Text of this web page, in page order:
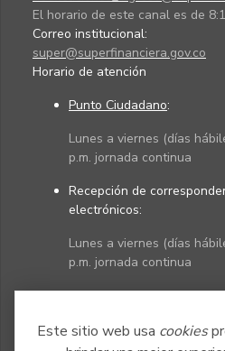
Este sitio web usa cookies
El horario de este canal es de
Correo institucional:
super@superfinanciera.gov.co
Horario de atención
Punto Ciudadano:
Lunes a viernes (días
p.m. jornada continua
Recepción de
electrónicos:
Lunes a viernes (días
p.m. jornada continua